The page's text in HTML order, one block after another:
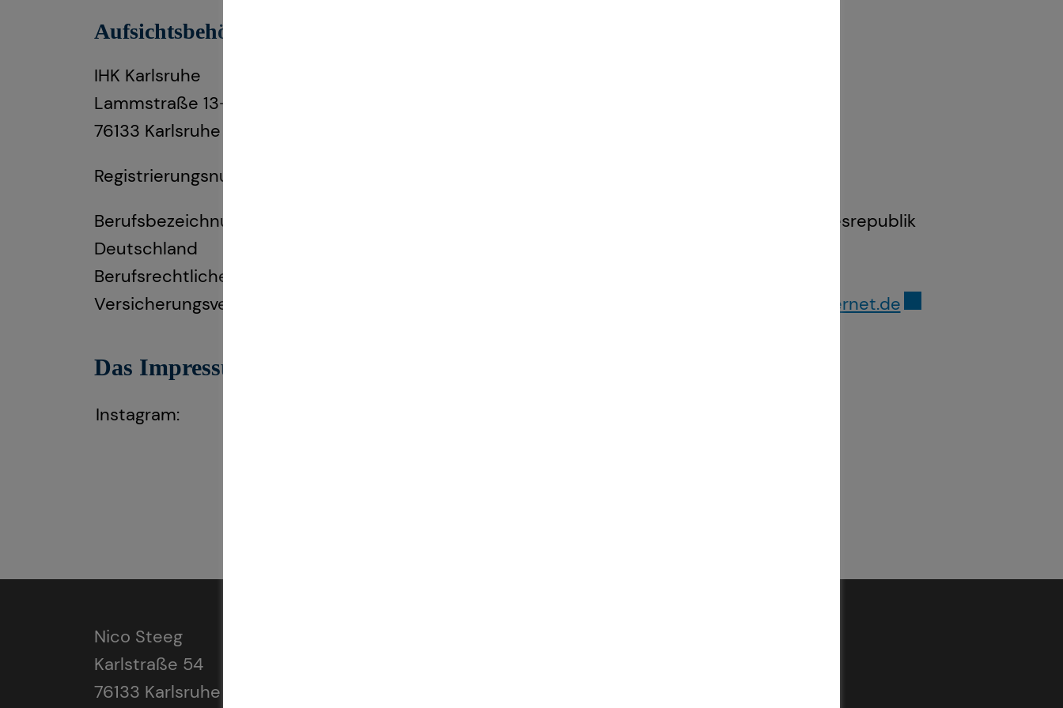
Aufsichtsbehörde:
IHK Karlsruhe
Lammstraße 13-17
76133 Karlsruhe
Registrierungsnummer: D-F-153-WAEN-81
Berufsbezeichnung: Finanzanlagenvermittler nach § 34f Abs. 1 Satz 1 Nr. 1 und 2 GewO Bundesrepublik
Deutschland
Berufsrechtliche Regelungen: § 34 f Gewerbeordnung (GewO), Verordnung über die
Versicherungsvermittlung und -beratung (VersVermV), abrufbar unter
www.gesetze-im-internet.de
Das Impressum gilt auch für folgende Social Media Profile
Instagram:
Nico Steeg
Karlstraße 54
76133 Karlsruhe